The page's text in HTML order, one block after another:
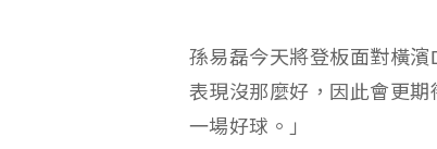
孫易磊今天將登板面對橫
表現沒那麼好，因此會更
一場好球。」